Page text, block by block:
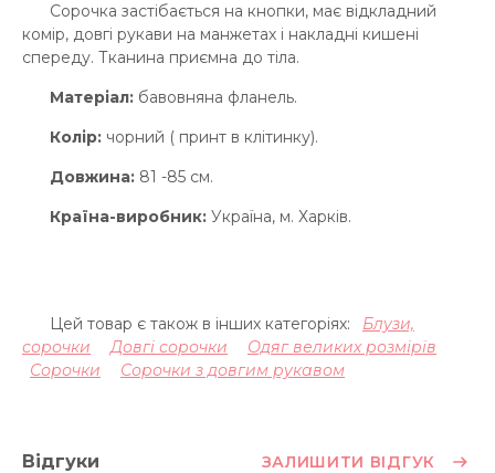
Сорочка застібається на кнопки, має відкладний
комір, довгі рукави на манжетах і накладні кишені
спереду. Тканина приємна до тіла.
Матеріал: бавовняна фланель.
Колір: чорний ( принт в клітинку).
Довжина: 81 -85 см.
Країна-виробник: Україна, м. Харків.
Цей товар є також в інших категоріях:
Блузи,
сорочки
Довгі сорочки
Одяг великих розмірів
Сорочки
Сорочки з довгим рукавом
Відгуки ЗАЛИШИТИ ВІДГУК